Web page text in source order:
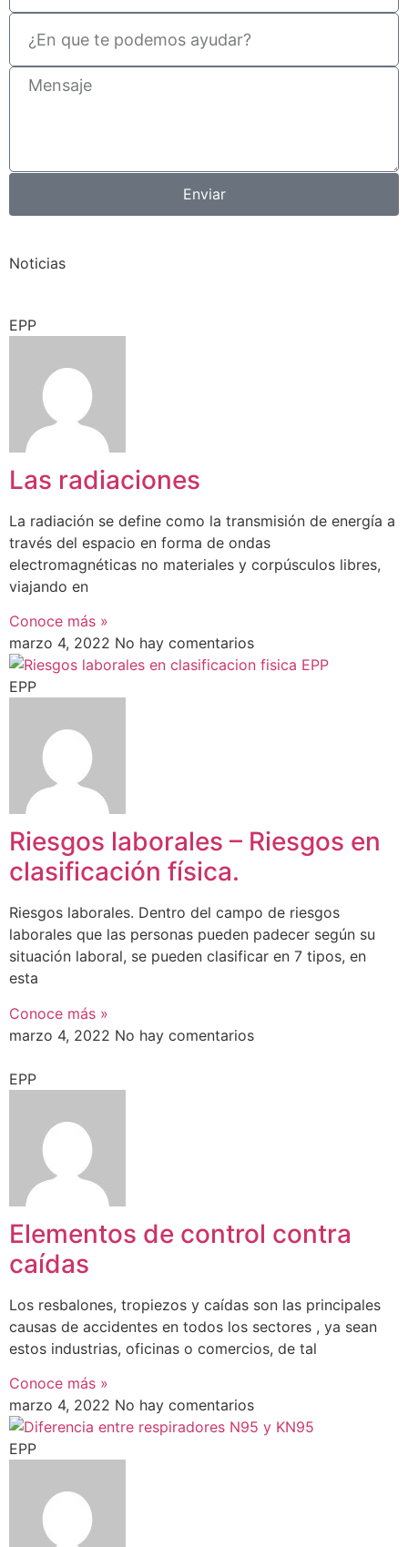
Enviar
Noticias
EPP
Las radiaciones
La radiación se define como la transmisión de energía a
través del espacio en forma de ondas
electromagnéticas no materiales y corpúsculos libres,
viajando en
Conoce más »
marzo 4, 2022 No hay comentarios
EPP
Riesgos laborales – Riesgos en
clasificación física.
Riesgos laborales. Dentro del campo de riesgos
laborales que las personas pueden padecer según su
situación laboral, se pueden clasificar en 7 tipos, en
esta
Conoce más »
marzo 4, 2022 No hay comentarios
EPP
Elementos de control contra
caídas
Los resbalones, tropiezos y caídas son las principales
causas de accidentes en todos los sectores , ya sean
estos industrias, oficinas o comercios, de tal
Conoce más »
marzo 4, 2022 No hay comentarios
EPP